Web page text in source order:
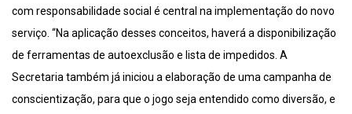
com responsabilidade social é central na implementação do novo
serviço. “Na aplicação desses conceitos, haverá a disponibilização
de ferramentas de autoexclusão e lista de impedidos. A
Secretaria também já iniciou a elaboração de uma campanha de
conscientização, para que o jogo seja entendido como diversão, e